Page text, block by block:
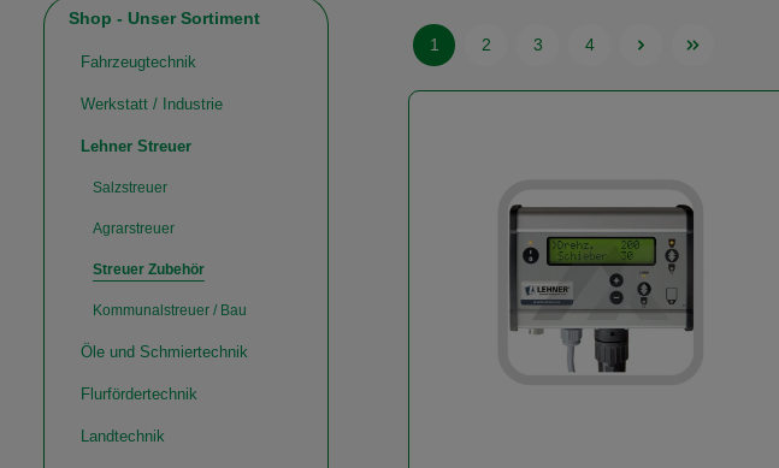
Shop - Unser Sortiment
Fahrzeugtechnik
Werkstatt / Industrie
Lehner Streuer
Salzstreuer
Agrarstreuer
Streuer Zubehör
Kommunalstreuer / Bau
Öle und Schmiertechnik
Flurfördertechnik
Landtechnik
Seite
1
Seite
2
Seite
3
Seite
4